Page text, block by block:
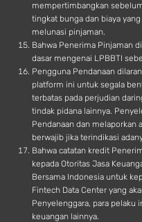
mempertimbangkan
tingkat bunga dan biaya
melunasi pinjaman.
Bahwa Penerima Pinjaman
dasar mengenai LPBBTI
Pengguna Pendanaan
platform ini untuk segala
terbatas pada perjudian
tindak pidana lainnya.
Pendanaan dan melaporkan
berwajib jika terindikasi
Bahwa catatan kredit
kepada Otoritas Jasa
Bersama Indonesia untuk
Fintech Data Center yang
Penyelenggara, para pelaku
keuangan lainnya.